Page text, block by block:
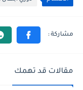
مقالات قد تهمك